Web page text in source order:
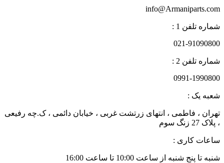
info@Armaniparts.com
شماره تلفن 1 :
021-91090800
شماره تلفن 2 :
0991-1990800
شعبه یک :
تهران ، فاطمی ، انتهای زرتشت غربی ، خیابان دائمی ، ک.چه رفیعی
، پلاک 27 زنگ سوم
ساعات کاری :
شنبه تا پنج شنبه از ساعت 10:00 تا ساعت 16:00